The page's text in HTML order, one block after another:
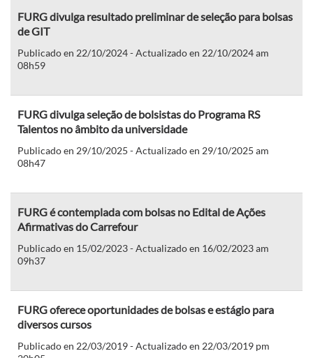
FURG divulga resultado preliminar de seleção para bolsas
de GIT
Publicado en 22/10/2024 - Actualizado en 22/10/2024 am
08h59
FURG divulga seleção de bolsistas do Programa RS
Talentos no âmbito da universidade
Publicado en 29/10/2025 - Actualizado en 29/10/2025 am
08h47
FURG é contemplada com bolsas no Edital de Ações
Afirmativas do Carrefour
Publicado en 15/02/2023 - Actualizado en 16/02/2023 am
09h37
FURG oferece oportunidades de bolsas e estágio para
diversos cursos
Publicado en 22/03/2019 - Actualizado en 22/03/2019 pm